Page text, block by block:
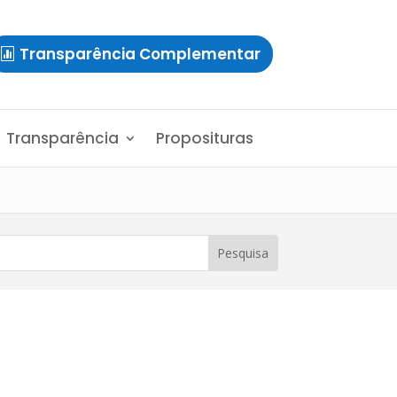
Transparência Complementar
Transparência Proposituras